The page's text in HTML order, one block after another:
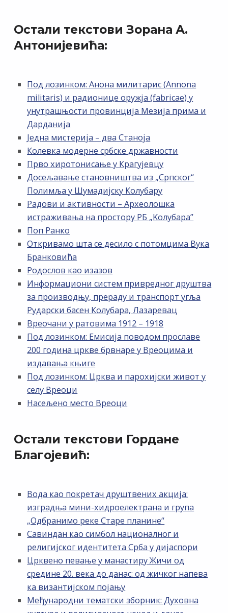
Остали текстови Зорана А.
Антонијевића:
Под лозинком: Анона милитарис (Annona
militaris) и радионице оружја (fabricae) у
унутрашњости провинција Мезија прима и
Дарданија
Једна мистерија – два Станоја
Колевка модерне србске државности
Прво хиротонисање у Крагујевцу
Досељавање становништва из „Српског“
Полимља у Шумадијску Колубару
Радови и активности – Археолошка
истраживања на простору РБ „Kолубара”
Поп Ранко
Откривамо шта се десило с потомцима Вука
Бранковића
Родослов као изазов
Информациони систем привредног друштва
за производњу, прераду и транспорт угља
Рударски басен Колубара, Лазаревац
Вреочани у ратовима 1912 – 1918
Под лозинком: Емисија поводом прославе
200 година цркве брвнаре у Вреоцима и
издавања књиге
Под лозинком: Црква и парохијски живот у
селу Вреоци
Насељено место Вреоци
Остали текстови Гордане
Благојевић:
Вода као покретач друштвених акција:
изградња мини-хидроелектрана и група
„Одбранимо реке Старе планине“
Савиндан као симбол националног и
религијског идентитета Срба у дијаспори
Црквено певање у манастиру Жичи од
средине 20. века до данас: од жичког напева
ка византијском појању
Међународни тематски зборник: Духовна